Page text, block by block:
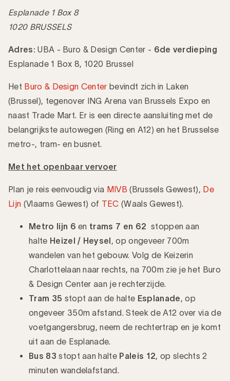
Esplanade 1 Box 8
1020 BRUSSELS
Adres:UBA - Buro & Design Center - 6de verdieping
Esplanade 1 Box 8, 1020 Brussel
Het Buro & Design Center bevindt zich in Laken
(Brussel), tegenover ING Arena van Brussels Expo en
naast Trade Mart. Er is een directe aansluiting met de
belangrijkste autowegen (Ring en A12) en het Brusselse
metro-, tram- en busnet.
Met het openbaar vervoer
Plan je reis eenvoudig via MIVB (Brussels Gewest), De
Lijn (Vlaams Gewest) of TEC (Waals Gewest).
Metro lijn 6 en trams 7 en 62 stoppen aan
halte Heizel / Heysel, op ongeveer 700m
wandelen van het gebouw. Volg de Keizerin
Charlottelaan naar rechts, na 700m zie je het Buro
& Design Center aan je rechterzijde.
Tram 35 stopt aan de halte Esplanade, op
ongeveer 350m afstand. Steek de A12 over via de
voetgangersbrug, neem de rechtertrap en je komt
uit aan de Esplanade.
Bus 83 stopt aan halte Paleis 12, op slechts 2
minuten wandelafstand.